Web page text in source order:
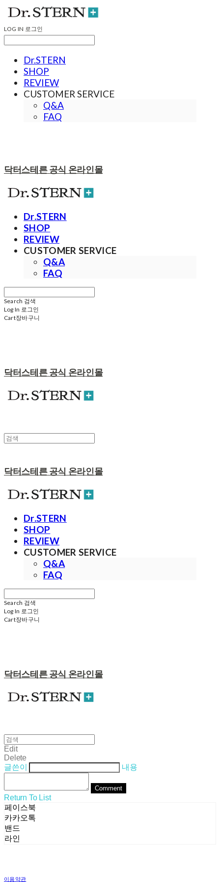
LOG IN 로그인
Dr.STERN
SHOP
REVIEW
CUSTOMER SERVICE
Q&A
FAQ
닥터스테른 공식 온라인몰
Dr.STERN
SHOP
REVIEW
CUSTOMER SERVICE
Q&A
FAQ
Search 검색
Log In 로그인
Cart장바구니
닥터스테른 공식 온라인몰
닥터스테른 공식 온라인몰
Dr.STERN
SHOP
REVIEW
CUSTOMER SERVICE
Q&A
FAQ
Search 검색
Log In 로그인
Cart장바구니
닥터스테른 공식 온라인몰
Edit
Delete
글쓴이
내용
Comment
Return To List
페이스북
카카오톡
밴드
라인
이용약관